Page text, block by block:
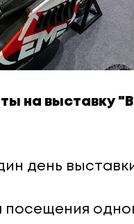
на выставку
день
посещения